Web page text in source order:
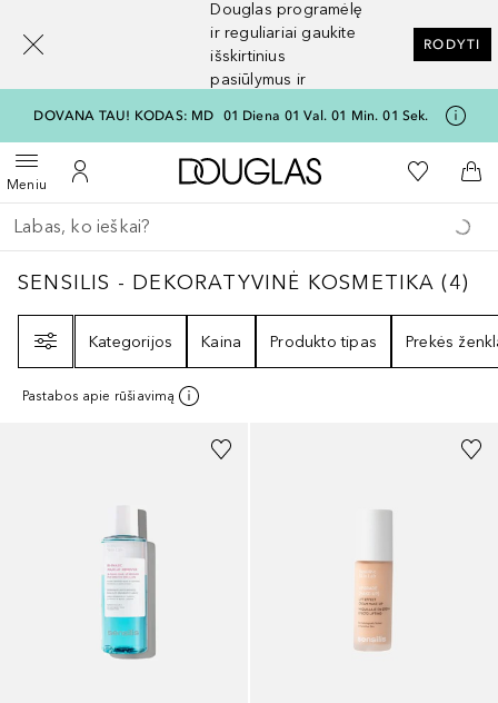
Douglas programėlę
ir reguliariai gaukite
išskirtinius
pasiūlymus ir
RODYTI
DOVANA TAU! KODAS: MD 01 Diena 01 Val. 01 Min. 01 Sek.
MeniuAtidaryti meniuĮ mano paskyrą
Į Douglas pagrindinį
Į mano
Į
Grįžk atgal
Vykdykite paiešką
SENSILIS - DEKORATYVINĖ KOSMETIKA4
SENSILIS - DEKORATYVINĖ KOSMETIKA (4)
Kategorijos
Kaina Produkto tipas Prekės
Pastabos apie rūšiavimą
[navigation.slideout.screenreader]